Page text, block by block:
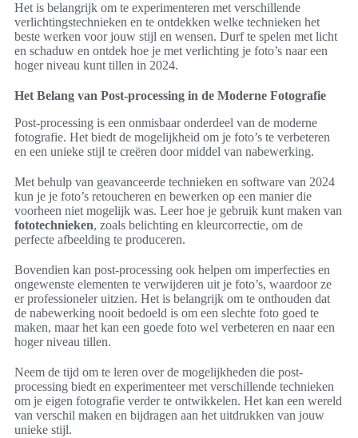
Het is belangrijk om te experimenteren met verschillende
verlichtingstechnieken en te ontdekken welke technieken het
beste werken voor jouw stijl en wensen. Durf te spelen met licht
en schaduw en ontdek hoe je met verlichting je foto’s naar een
hoger niveau kunt tillen in 2024.
Het Belang van Post-processing in de Moderne Fotografie
Post-processing is een onmisbaar onderdeel van de moderne
fotografie. Het biedt de mogelijkheid om je foto’s te verbeteren
en een unieke stijl te creëren door middel van nabewerking.
Met behulp van geavanceerde technieken en software van 2024
kun je je foto’s retoucheren en bewerken op een manier die
voorheen niet mogelijk was. Leer hoe je gebruik kunt maken van
fototechnieken, zoals belichting en kleurcorrectie, om de
perfecte afbeelding te produceren.
Bovendien kan post-processing ook helpen om imperfecties en
ongewenste elementen te verwijderen uit je foto’s, waardoor ze
er professioneler uitzien. Het is belangrijk om te onthouden dat
de nabewerking nooit bedoeld is om een slechte foto goed te
maken, maar het kan een goede foto wel verbeteren en naar een
hoger niveau tillen.
Neem de tijd om te leren over de mogelijkheden die post-
processing biedt en experimenteer met verschillende technieken
om je eigen fotografie verder te ontwikkelen. Het kan een wereld
van verschil maken en bijdragen aan het uitdrukken van jouw
unieke stijl.